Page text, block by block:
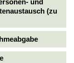
und
(zu